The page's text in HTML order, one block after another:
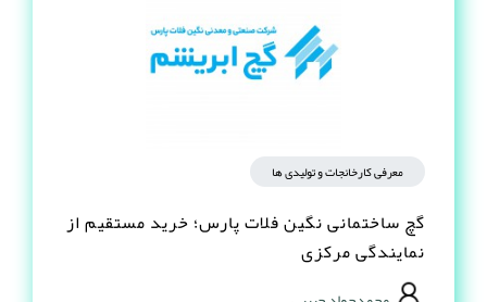
معرفی کارخانجات و تولیدی ها
گچ ساختمانی نگین فلات پارس؛ خرید مستقیم از
نمایندگی مرکزی